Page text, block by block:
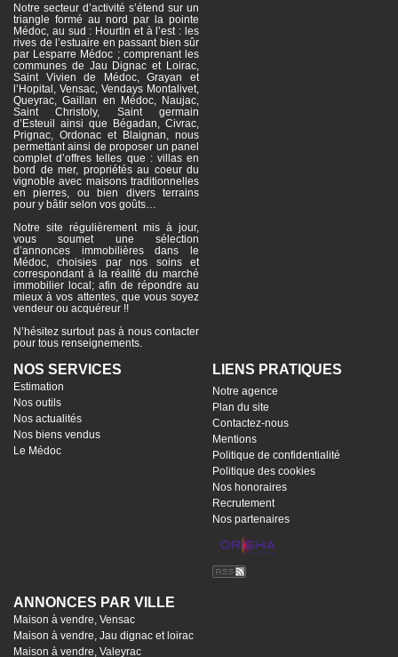
Notre secteur d’activité s’étend sur un
triangle formé au nord par la pointe
Médoc, au sud : Hourtin et à l’est : les
rives de l’estuaire en passant bien sûr
par Lesparre Médoc ; comprenant les
communes de Jau Dignac et Loirac,
Saint Vivien de Médoc, Grayan et
l’Hopital, Vensac, Vendays Montalivet,
Queyrac, Gaillan en Médoc, Naujac,
Saint Christoly, Saint germain
d’Esteuil ainsi que Bégadan, Civrac,
Prignac, Ordonac et Blaignan, nous
permettant ainsi de proposer un panel
complet d’offres telles que : villas en
bord de mer, propriétés au coeur du
vignoble avec maisons traditionnelles
en pierres, ou bien divers terrains
pour y bâtir selon vos goûts…
Notre site régulièrement mis à jour,
vous soumet une sélection
d’annonces immobilières dans le
Médoc, choisies par nos soins et
correspondant à la réalité du marché
immobilier local; afin de répondre au
mieux à vos attentes, que vous soyez
vendeur ou acquéreur !!
N’hésitez surtout pas à nous contacter
pour tous renseignements.
NOS SERVICES
Estimation
Nos outils
Nos actualités
Nos biens vendus
Le Médoc
LIENS PRATIQUES
Notre agence
Plan du site
Contactez-nous
Mentions
Politique de confidentialité
Politique des cookies
Nos honoraires
Recrutement
Nos partenaires
ANNONCES PAR VILLE
Maison à vendre, Vensac
Maison à vendre, Jau dignac et loirac
Maison à vendre, Valeyrac